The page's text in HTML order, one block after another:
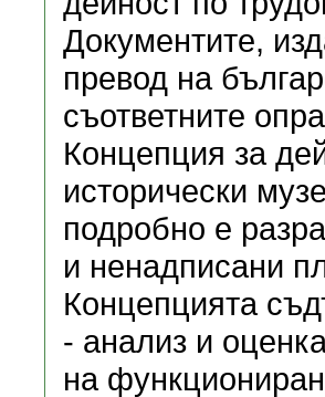
Документите,
превод на
съответните
Концепция за
исторически
подробно е
и ненадписани
Концепцията
- анализ и
на